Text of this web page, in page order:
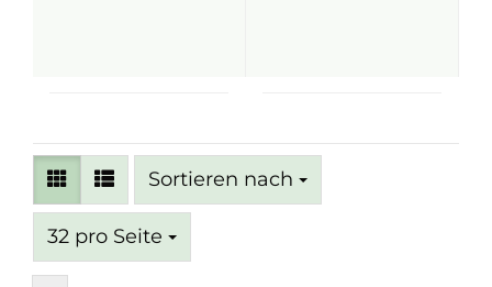
Sortieren nach
Sortieren nach
32 pro Seite
pro Seite